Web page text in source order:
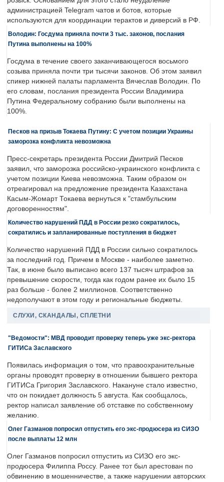
администрацией Telegram чатов и ботов, которые
используются для координации терактов и диверсий в РФ.
Володин: Госдума приняла почти 3 тыс. законов, послания
Путина выполнены на 100%
Госдума в течение своего заканчивающегося восьмого
созыва приняла почти три тысячи законов. Об этом заявил
спикер нижней палаты парламента Вячеслав Володин. По
его словам, послания президента России Владимира
Путина Федеральному собранию были выполнены на
100%.
Песков на призыв Токаева Путину: С учетом позиции Украины
заморозка конфликта невозможна
Пресс-секретарь президента России Дмитрий Песков
заявил, что заморозка российско-украинского конфликта с
учетом позиции Киева невозможна. Таким образом он
отреагировал на предложение президента Казахстана
Касым-Жомарт Токаева вернуться к "стамбульским
договоренностям".
Количество нарушений ПДД в России резко сократилось,
сократились и запланированные поступления в бюджет
Количество нарушений ПДД в России сильно сократилось
за последний год. Причем в Москве - наиболее заметно.
Так, в июне было выписано всего 137 тысяч штрафов за
превышение скорости, тогда как годом ранее их было 15
раз больше - более 2 миллионов. Соответственно
недополучают в этом году и региональные бюджеты.
СЛУХИ, СКАНДАЛЫ, СПЛЕТНИ
"Ведомости": МВД проводит проверку теперь уже экс-ректора
ГИТИСа Заславского
Появилась информация о том, что правоохранительные
органы проводят проверку в отношении бывшего ректора
ГИТИСа Григория Заславского. Накануне стало известно,
что он покидает должность 5 августа. Как сообщалось,
ректор написал заявление об отставке по собственному
желанию.
Олег Газманов попросил отпустить его экс-продюсера из СИЗО
после выплаты 12 млн
Олег Газманов попросил отпустить из СИЗО его экс-
продюсера Филиппа Россу. Ранее тот был арестован по
обвинению в мошенничестве, а также нарушении авторских